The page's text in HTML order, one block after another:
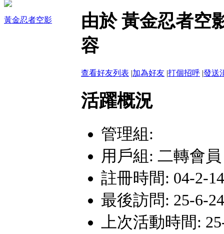
黃金忍者空影
由於 黃金忍者空
容
查看好友列表 |加為好友 |打個招呼 |發送
活躍概況
管理組:
用戶組: 二轉會員
註冊時間: 04-2-
最後訪問: 25-6-
上次活動時間: